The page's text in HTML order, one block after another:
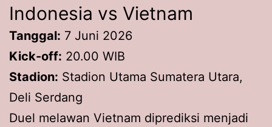
Indonesia vs Vietnam
Tanggal: 7 Juni 2026
Kick-off: 20.00 WIB
Stadion: Stadion Utama Sumatera Utara,
Deli Serdang
Duel melawan Vietnam diprediksi menjadi